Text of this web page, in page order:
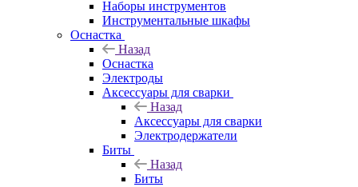
Наборы инструментов
Инструментальные шкафы
Оснастка
Назад
Оснастка
Электроды
Аксессуары для сварки
Назад
Аксессуары для сварки
Электродержатели
Биты
Назад
Биты